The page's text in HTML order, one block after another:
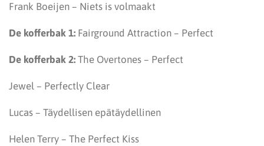
Frank Boeijen – Niets is volmaakt
De kofferbak 1: Fairground Attraction – Perfect
De kofferbak 2: The Overtones – Perfect
Jewel – Perfectly Clear
Lucas – Täydellisen epätäydellinen
Helen Terry – The Perfect Kiss